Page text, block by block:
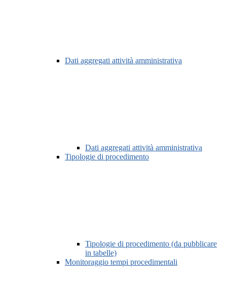
Dati aggregati attività amministrativa
Dati aggregati attività amministrativa
Tipologie di procedimento
Tipologie di procedimento (da pubblicare
in tabelle)
Monitoraggio tempi procedimentali